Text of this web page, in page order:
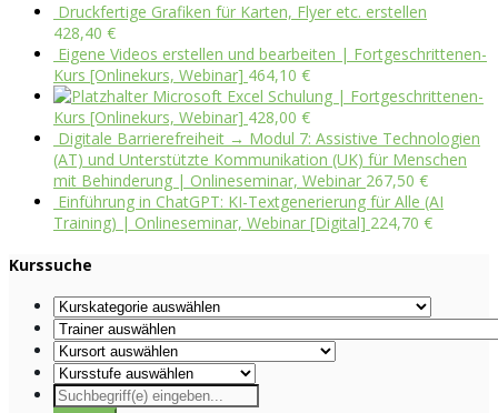
Druckfertige Grafiken für Karten, Flyer etc. erstellen
428,40 €
Eigene Videos erstellen und bearbeiten | Fortgeschrittenen-
Kurs [Onlinekurs, Webinar] 464,10 €
Microsoft Excel Schulung | Fortgeschrittenen-
Kurs [Onlinekurs, Webinar] 428,00 €
Digitale Barrierefreiheit → Modul 7: Assistive Technologien
(AT) und Unterstützte Kommunikation (UK) für Menschen
mit Behinderung | Onlineseminar, Webinar 267,50 €
Einführung in ChatGPT: KI-Textgenerierung für Alle (AI
Training) | Onlineseminar, Webinar [Digital] 224,70 €
Kurssuche